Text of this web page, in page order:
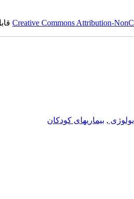
Creative Commons Attribution-
, بیماریهای کودکان